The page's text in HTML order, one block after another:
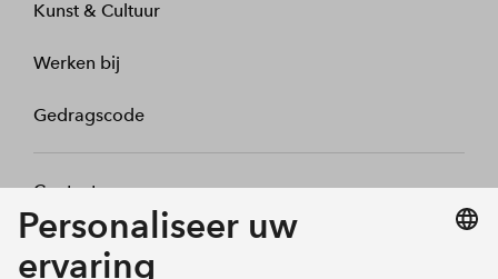
Kunst & Cultuur
Werken bij
Gedragscode
Contact
Mijn profiel